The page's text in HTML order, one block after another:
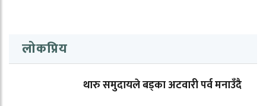
लोकप्रिय
थारु समुदायले बड्का अटवारी पर्व मनाउँदै